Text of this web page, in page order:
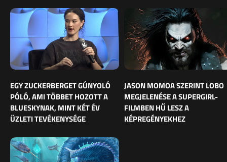
EGY ZUCKERBERGET GÚNYOLÓ
PÓLÓ, AMI TÖBBET HOZOTT A
BLUESKYNAK, MINT KÉT ÉV
ÜZLETI TEVÉKENYSÉGE
JASON MOMOA SZERINT LOBO
MEGJELENÉSE A SUPERGIRL-
FILMBEN HŰ LESZ A
KÉPREGÉNYEKHEZ